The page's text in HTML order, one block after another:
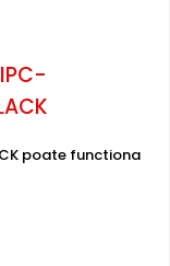
IL-0280B-S6-
fundal foarte
sau a unei
dispune de
video,
poate functiona